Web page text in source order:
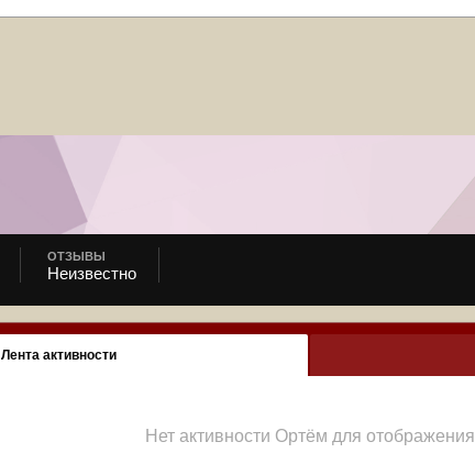
ОТЗЫВЫ
Неизвестно
Лента активности
Нет активности Ортём для отображения